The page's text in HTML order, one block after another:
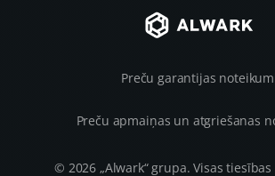
© 2026 „Alwark“ grupa. Visas
Preču garantijas
Preču apmaiņas un atgriešanas